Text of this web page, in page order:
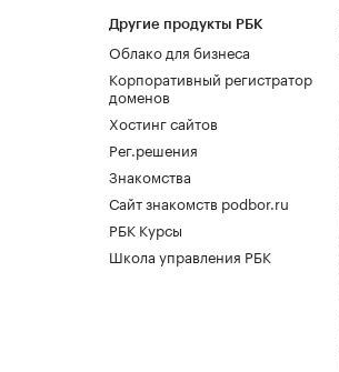
Другие продукты РБК
Облако для бизнеса
Корпоративный регистратор
доменов
Хостинг сайтов
Рег.решения
Знакомства
Сайт знакомств podbor.ru
РБК Курсы
Школа управления РБК